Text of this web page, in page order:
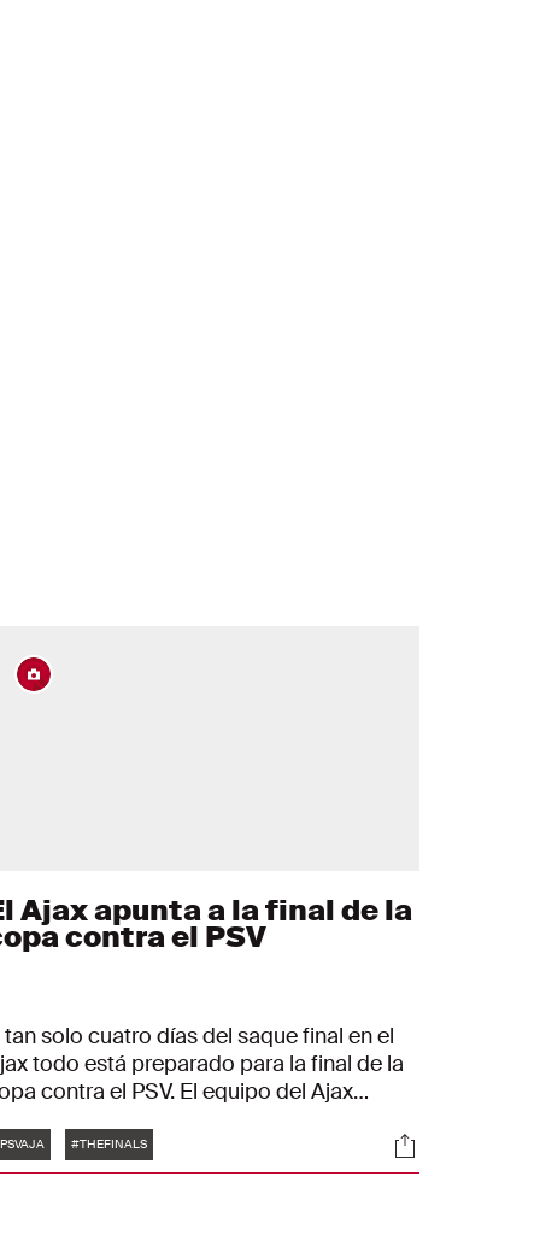
Ajax apunta a la final de la
contra el PSV
tan solo cuatro días del saque final en el
todo está preparado para la final de la
contra el PSV. El equipo del Ajax
intensivo en el complejo
De Toekomst. Todo está
#THEFINALS Sociales